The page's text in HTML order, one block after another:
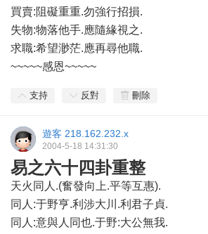
買賣:阻礙重重.勿強行招損.
失物:物落他手.應隨緣視之.
求職:希望渺茫.應再尋他職.
~~~~~感恩~~~~~
支持 反對 刪除
遊客 218.162.232.x
2004-5-18 14:31:30
易之六十四卦重整
天火同人.(奮發向上.平等互惠).
同人:于野亨.利涉大川.利君子貞.
同人:意與人同也.于野:大公無我.